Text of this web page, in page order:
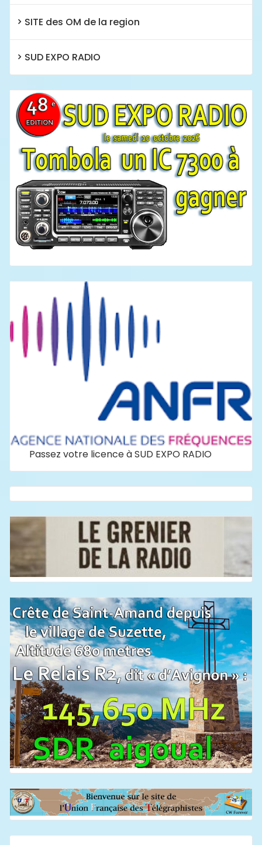
SITE des OM de la region
SUD EXPO RADIO
Passez votre licence à SUD EXPO RADIO